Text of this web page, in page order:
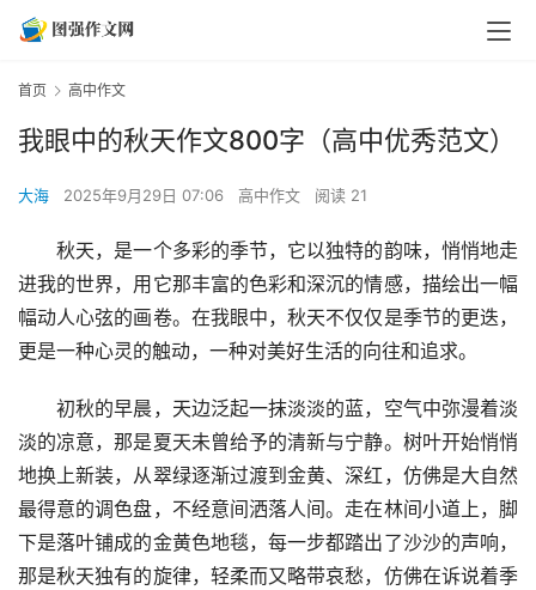
首页 高中作文
我眼中的秋天作文800字（高中优秀范文）
大海 2025年9月29日 07:06 高中作文 阅读 21
秋天，是一个多彩的季节，它以独特的韵味，悄悄地走
进我的世界，用它那丰富的色彩和深沉的情感，描绘出一幅
幅动人心弦的画卷。在我眼中，秋天不仅仅是季节的更迭，
更是一种心灵的触动，一种对美好生活的向往和追求。
初秋的早晨，天边泛起一抹淡淡的蓝，空气中弥漫着淡
淡的凉意，那是夏天未曾给予的清新与宁静。树叶开始悄悄
地换上新装，从翠绿逐渐过渡到金黄、深红，仿佛是大自然
最得意的调色盘，不经意间洒落人间。走在林间小道上，脚
下是落叶铺成的金黄色地毯，每一步都踏出了沙沙的声响，
那是秋天独有的旋律，轻柔而又略带哀愁，仿佛在诉说着季